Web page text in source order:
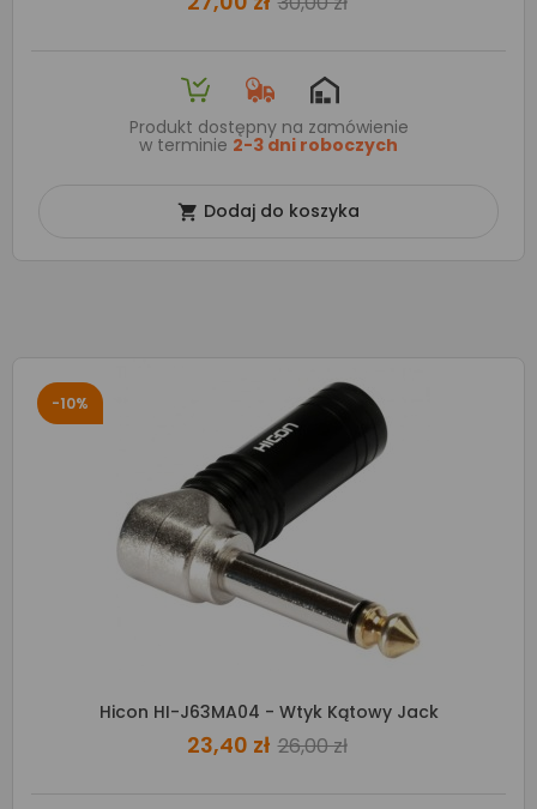
Produkt dostępny na zamówienie
w terminie 2-3 dni roboczych
 Dodaj do koszyka
-10%
Hicon HI-J63MA04 - Wtyk Kątowy Jack
23,40 zł 26,00 zł